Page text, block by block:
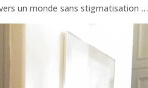
un monde sans stigmatisation …